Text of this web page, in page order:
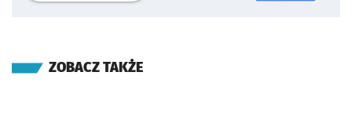
ZOBACZ TAKŻE